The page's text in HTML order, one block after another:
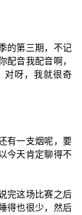
的第三期，不记
配音我配音啊，
对呀，我就很奇
有一支烟呢，要
今天肯定聊得不
完这场比赛之后
得也很少，然后